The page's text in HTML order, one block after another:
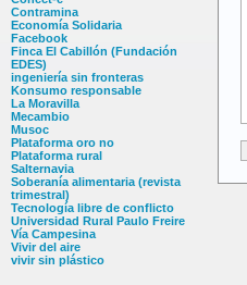
Contramina
Economía Solidaria
Facebook
Finca El Cabillón (Fundación
EDES)
ingeniería sin fronteras
Konsumo responsable
La Moravilla
Mecambio
Musoc
Plataforma oro no
Plataforma rural
Salternavia
Soberanía alimentaria (revista
trimestral)
Tecnología libre de conflicto
Universidad Rural Paulo Freire
Vía Campesina
Vivir del aire
vivir sin plástico